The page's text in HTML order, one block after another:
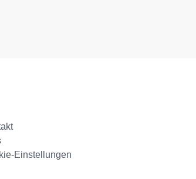
Einstellungen